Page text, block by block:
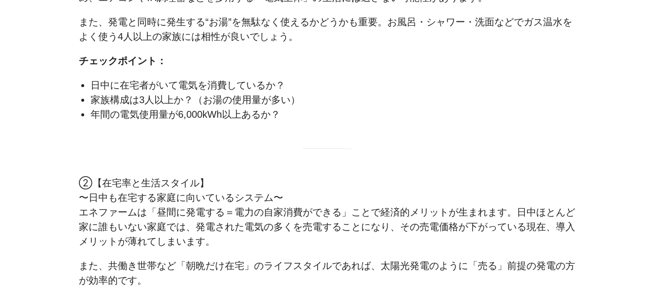
また、発電と同時に発生する“お湯”を無駄なく使えるかどうかも重要。お風呂・シャワー・洗面などでガス温水を
よく使う4人以上の家族には相性が良いでしょう。
チェックポイント：
日中に在宅者がいて電気を消費しているか？
家族構成は3人以上か？（お湯の使用量が多い）
年間の電気使用量が6,000kWh以上あるか？
②【在宅率と生活スタイル】
〜日中も在宅する家庭に向いているシステム〜
エネファームは「昼間に発電する＝電力の自家消費ができる」ことで経済的メリットが生まれます。日中ほとんど
家に誰もいない家庭では、発電された電気の多くを売電することになり、その売電価格が下がっている現在、導入
メリットが薄れてしまいます。
また、共働き世帯など「朝晩だけ在宅」のライフスタイルであれば、太陽光発電のように「売る」前提の発電の方
が効率的です。